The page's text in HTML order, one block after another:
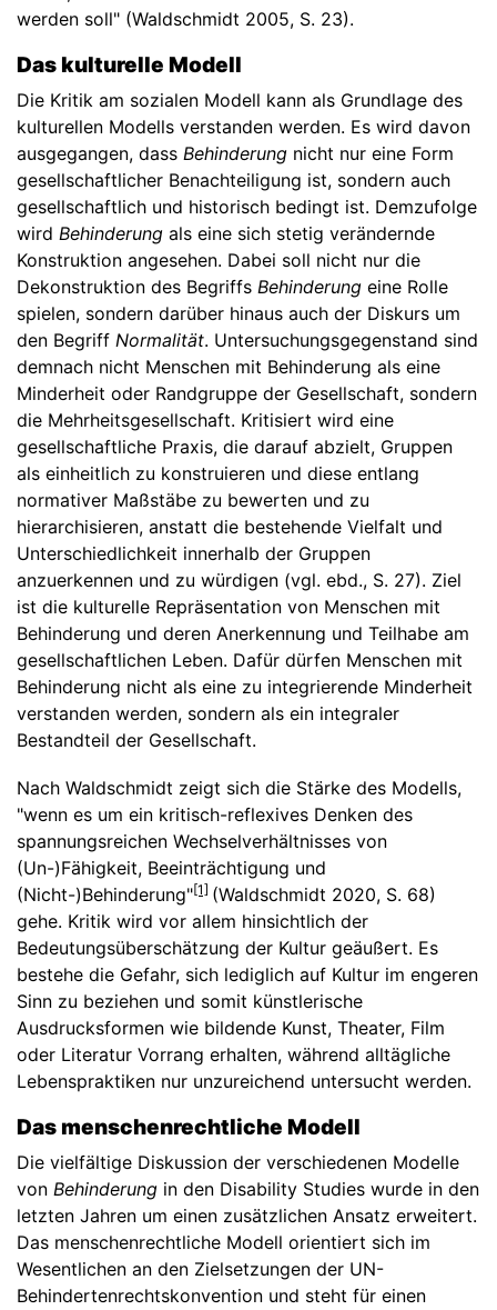
werden soll" (Waldschmidt 2005, S. 23).
Das kulturelle Modell
Die Kritik am sozialen Modell kann als Grundlage des
kulturellen Modells verstanden werden. Es wird davon
ausgegangen, dass Behinderung nicht nur eine Form
gesellschaftlicher Benachteiligung ist, sondern auch
gesellschaftlich und historisch bedingt ist. Demzufolge
wird Behinderung als eine sich stetig verändernde
Konstruktion angesehen. Dabei soll nicht nur die
Dekonstruktion des Begriffs Behinderung eine Rolle
spielen, sondern darüber hinaus auch der Diskurs um
den Begriff Normalität. Untersuchungsgegenstand sind
demnach nicht Menschen mit Behinderung als eine
Minderheit oder Randgruppe der Gesellschaft, sondern
die Mehrheitsgesellschaft. Kritisiert wird eine
gesellschaftliche Praxis, die darauf abzielt, Gruppen
als einheitlich zu konstruieren und diese entlang
normativer Maßstäbe zu bewerten und zu
hierarchisieren, anstatt die bestehende Vielfalt und
Unterschiedlichkeit innerhalb der Gruppen
anzuerkennen und zu würdigen (vgl. ebd., S. 27). Ziel
ist die kulturelle Repräsentation von Menschen mit
Behinderung und deren Anerkennung und Teilhabe am
gesellschaftlichen Leben. Dafür dürfen Menschen mit
Behinderung nicht als eine zu integrierende Minderheit
verstanden werden, sondern als ein integraler
Bestandteil der Gesellschaft.
Nach Waldschmidt zeigt sich die Stärke des Modells,
"wenn es um ein kritisch-reflexives Denken des
spannungsreichen Wechselverhältnisses von
(Un-)Fähigkeit, Beeinträchtigung und
(Nicht-)Behinderung"[1] (Waldschmidt 2020, S. 68)
gehe. Kritik wird vor allem hinsichtlich der
Bedeutungsüberschätzung der Kultur geäußert. Es
bestehe die Gefahr, sich lediglich auf Kultur im engeren
Sinn zu beziehen und somit künstlerische
Ausdrucksformen wie bildende Kunst, Theater, Film
oder Literatur Vorrang erhalten, während alltägliche
Lebenspraktiken nur unzureichend untersucht werden.
Das menschenrechtliche Modell
Die vielfältige Diskussion der verschiedenen Modelle
von Behinderung in den Disability Studies wurde in den
letzten Jahren um einen zusätzlichen Ansatz erweitert.
Das menschenrechtliche Modell orientiert sich im
Wesentlichen an den Zielsetzungen der UN-
Behindertenrechtskonvention und steht für einen